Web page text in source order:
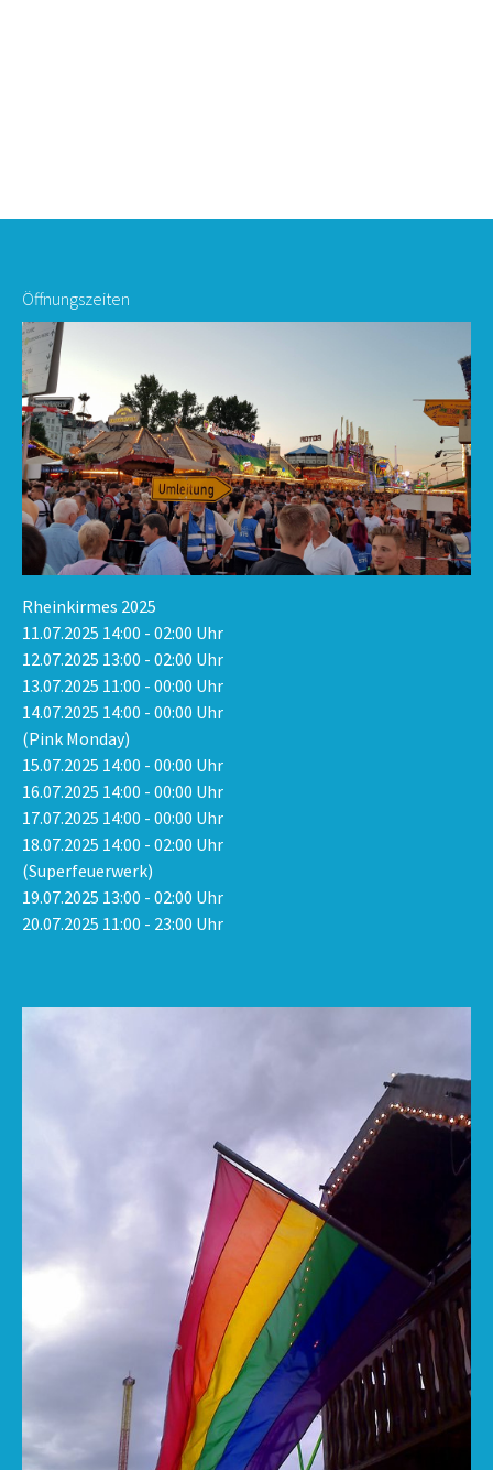
Öffnungszeiten
Rheinkirmes 2025
11.07.2025 14:00 - 02:00 Uhr
12.07.2025 13:00 - 02:00 Uhr
13.07.2025 11:00 - 00:00 Uhr
14.07.2025 14:00 - 00:00 Uhr
(Pink Monday)
15.07.2025 14:00 - 00:00 Uhr
16.07.2025 14:00 - 00:00 Uhr
17.07.2025 14:00 - 00:00 Uhr
18.07.2025 14:00 - 02:00 Uhr
(Superfeuerwerk)
19.07.2025 13:00 - 02:00 Uhr
20.07.2025 11:00 - 23:00 Uhr